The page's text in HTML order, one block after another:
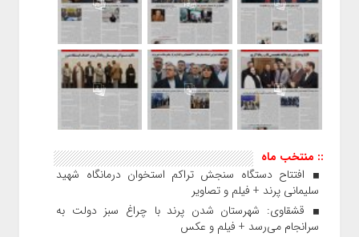
:: منتخب ماه
افتتاح دستگاه سنجش تراکم استخوان درمانگاه شهید
سلیمانی پرند + فیلم و تصاویر
قشقاوی: شهرستان شدن پرند با چراغ سبز دولت به
سرانجام می‌رسد + فیلم و عکس